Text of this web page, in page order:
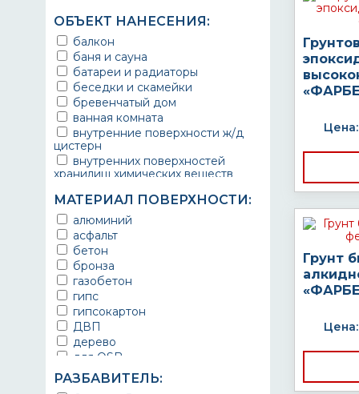
ОБЪЕКТ НАНЕСЕНИЯ:
балкон
баня и сауна
батареи и радиаторы
беседки и скамейки
бревенчатый дом
ванная комната
внутренние поверхности ж/д
цистерн
внутренних поверхностей
хранилищ химических веществ
ворота
выхлопные системы
автомобилей
газопроводы
гараж
гидротехнические сооружения
городской транспорт
грузовые вагоны
двери металлические
детали двигателей
детали машин
для автомобилей
МАТЕРИАЛ ПОВЕРХНОСТИ:
алюминий
асфальт
бетон
бронза
газобетон
гипс
гипсокартон
ДВП
дерево
для OSB
для бетона
для гипса
РАЗБАВИТЕЛЬ:
Цена:
Грунт
Цена: